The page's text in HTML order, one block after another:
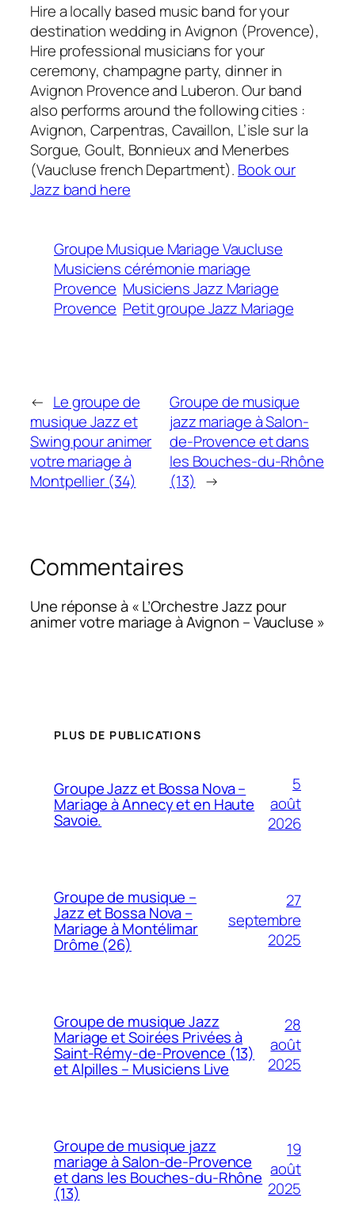
Hire a locally based music band for your
destination wedding in Avignon (Provence),
Hire professional musicians for your
ceremony, champagne party, dinner in
Avignon Provence and Luberon. Our band
also performs around the following cities :
Avignon, Carpentras, Cavaillon, L’isle sur la
Sorgue, Goult, Bonnieux and Menerbes
(Vaucluse french Department). Book our
Jazz band here
Groupe Musique Mariage Vaucluse
Musiciens cérémonie mariage
Provence Musiciens Jazz Mariage
Provence Petit groupe Jazz Mariage
← Le groupe de
musique Jazz et
Swing pour animer
votre mariage à
Montpellier (34)
Groupe de musique
jazz mariage à Salon-
de-Provence et dans
les Bouches-du-Rhône
(13) →
Commentaires
Une réponse à « L’Orchestre Jazz pour
animer votre mariage à Avignon – Vaucluse »
PLUS DE PUBLICATIONS
Groupe Jazz et Bossa Nova –
Mariage à Annecy et en Haute
Savoie.
5
août
2026
Groupe de musique –
Jazz et Bossa Nova –
Mariage à Montélimar
Drôme (26)
27
septembre
2025
Groupe de musique Jazz
Mariage et Soirées Privées à
Saint-Rémy-de-Provence (13)
et Alpilles – Musiciens Live
28
août
2025
Groupe de musique jazz
mariage à Salon-de-Provence
et dans les Bouches-du-Rhône
(13)
19
août
2025